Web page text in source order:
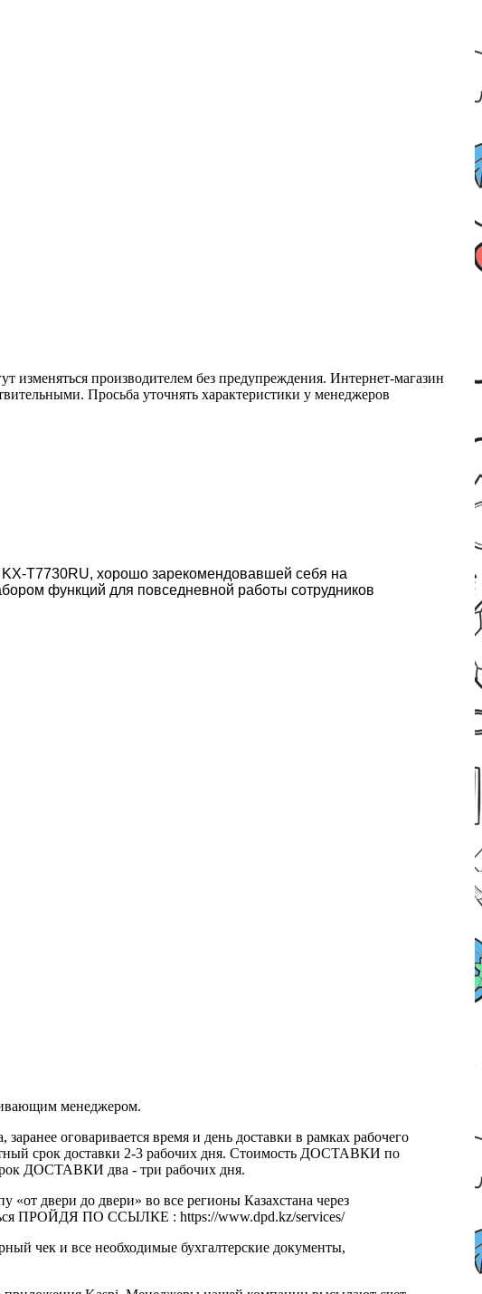
производителем без предупреждения. Интернет-магазин
Просьба уточнять характеристики у менеджеров
T7730RU, хорошо зарекомендовавшей себя на
функций для повседневной работы сотрудников
менеджером.
оговаривается время и день доставки в рамках рабочего
срок доставки 2-3 рабочих дня. Стоимость ДОСТАВКИ по
ДОСТАВКИ два - три рабочих дня.
«от двери до двери» во все регионы Казахстана через
ПРОЙДЯ ПО ССЫЛКЕ : https://www.dpd.kz/services/
чек и все необходимые бухгалтерские документы,